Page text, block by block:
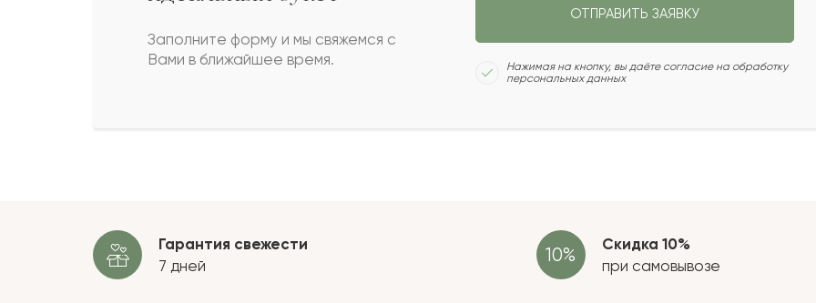
Заполните форму и мы свяжемся с
Вами в ближайшее время.
ОТПРАВИТЬ ЗАЯВКУ
Нажимая на кнопку, вы даёте согласие на обработку
персональных данных
Гарантия свежести
7 дней
Скидка 10%
при самовывозе